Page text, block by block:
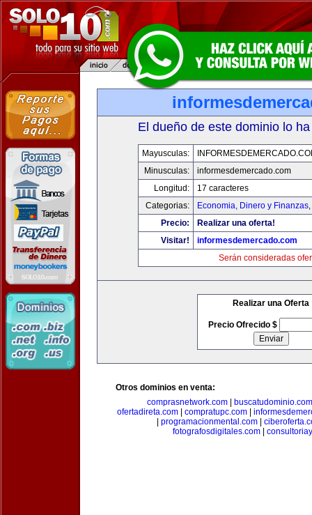
El dueño de este dominio lo
Mayusculas:
Minusculas:
informesdemercado.com
Longitud:
17 caracteres
Categorias:
Economia, Dinero y Finanzas,
Precio:
Realizar una oferta!
Visitar!
informesdemercado.com
Serán consideradas
Realizar una Oferta
Precio Ofrecido $
Otros dominios en venta:
comprasnetwork.com
buscatudominio.com
ofertadireta.com| compratupc.com|
programacionmental.com|
fotografosdigitales.com|